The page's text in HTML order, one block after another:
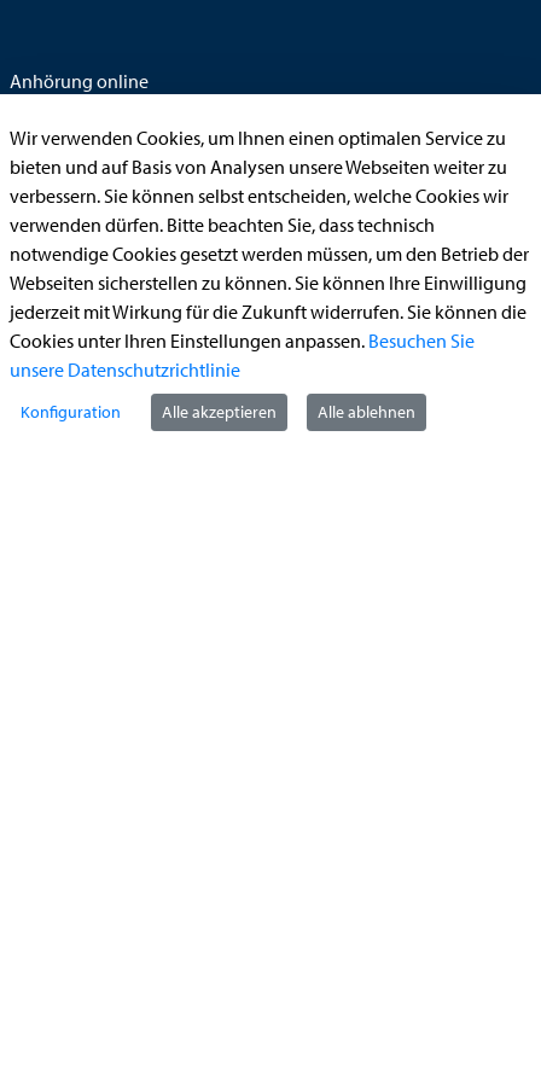
Anhörung online
Bauantrag
Begleitetes Fahren ab 17 (Erstantrag)
Reiterplakette (Verlängerungsantrag online)
Ummeldung zugelassenes Fahrzeug
Kontakt
Wir verwenden Cookies, um Ihnen einen optimalen Service zu
bieten und auf Basis von Analysen unsere Webseiten weiter zu
verbessern. Sie können selbst entscheiden, welche Cookies wir
verwenden dürfen. Bitte beachten Sie, dass technisch
notwendige Cookies gesetzt werden müssen, um den Betrieb der
Webseiten sicherstellen zu können. Sie können Ihre Einwilligung
jederzeit mit Wirkung für die Zukunft widerrufen. Sie können die
Cookies unter Ihren Einstellungen anpassen. Besuchen Sie
unsere Datenschutzrichtlinie
Konfiguration Alle akzeptieren Alle ablehnen